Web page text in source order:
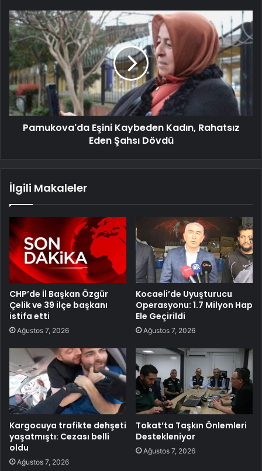
Pamukova'da Eşini Kaybeden Kadın, Rahatsız
Eden Şahsı Dövdü
İlgili Makaleler
CHP’de İl Başkan Özgür
Çelik ve 39 ilçe başkanı
istifa etti
Ağustos 7, 2026
Kocaeli’de Uyuşturucu
Operasyonu: 1.7 Milyon Hap
Ele Geçirildi
Ağustos 7, 2026
Kargocuya trafikte dehşeti
yaşatmıştı: Cezası belli
oldu
Ağustos 7, 2026
Tokat’ta Taşkın Önlemleri
Destekleniyor
Ağustos 7, 2026